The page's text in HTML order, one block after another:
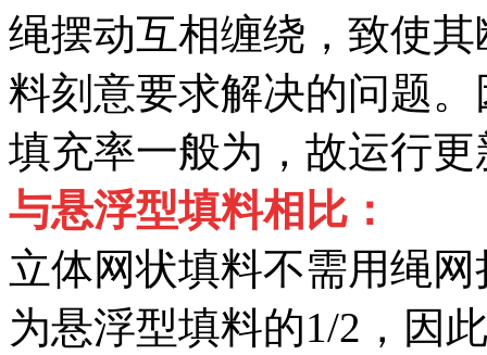
绳摆动互相缠绕，致使
料刻意要求解决的问题
填充率一般为，故运行
与悬浮型填料相比：
立体网状填料不需用绳
为悬浮型填料的1/2，因